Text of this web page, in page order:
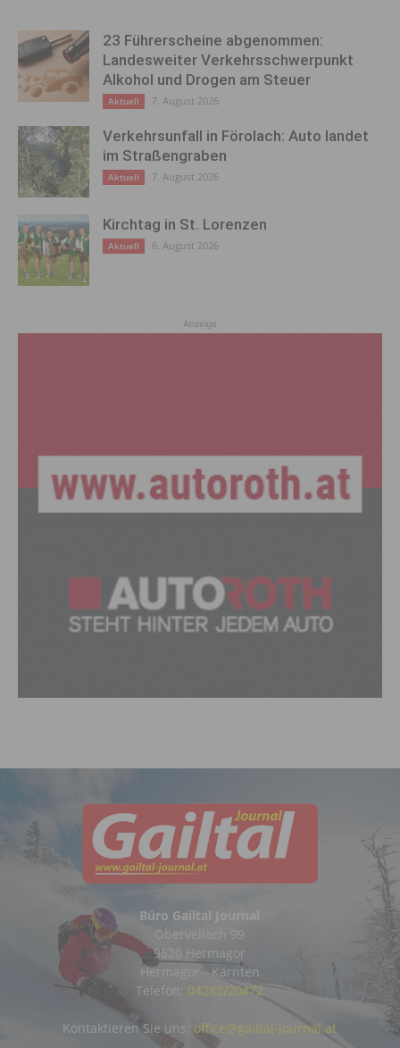
23 Führerscheine abgenommen:
Landesweiter Verkehrsschwerpunkt
Alkohol und Drogen am Steuer
Aktuell 7. August 2026
Verkehrsunfall in Förolach: Auto landet
im Straßengraben
Aktuell 7. August 2026
Kirchtag in St. Lorenzen
Aktuell 6. August 2026
Anzeige
Büro Gailtal Journal
Obervellach 99
9620 Hermagor
Hermagor - Kärnten
Telefon: 04282/20472
Kontaktieren Sie uns: office@gailtal-journal.at